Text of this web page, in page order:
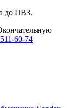
до ПВЗ.
60-74